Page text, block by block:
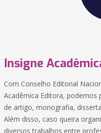
Insigne
Com Conselho Editorial
Acadêmica Editora, podemos
de artigo, monografia,
Além disso, caso queira
diversos trabalhos entre